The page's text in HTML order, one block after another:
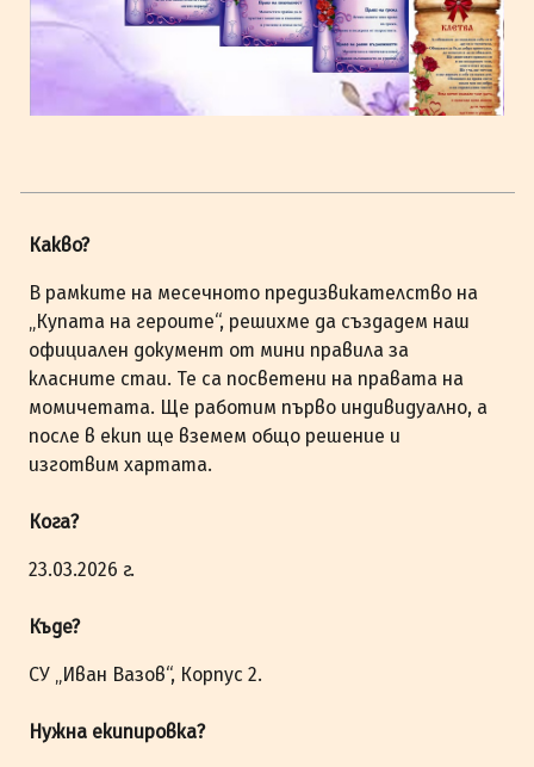
Какво?
В рамките на месечното предизвикателство на
„Купата на героите“, решихме да създадем наш
официален документ от мини правила за
класните стаи. Те са посветени на правата на
момичетата. Ще работим първо индивидуално, а
после в екип ще вземем общо решение и
изготвим хартата.
Кога?
23.03.2026 г.
Къде?
СУ „Иван Вазов“, Корпус 2.
Нужна екипировка?